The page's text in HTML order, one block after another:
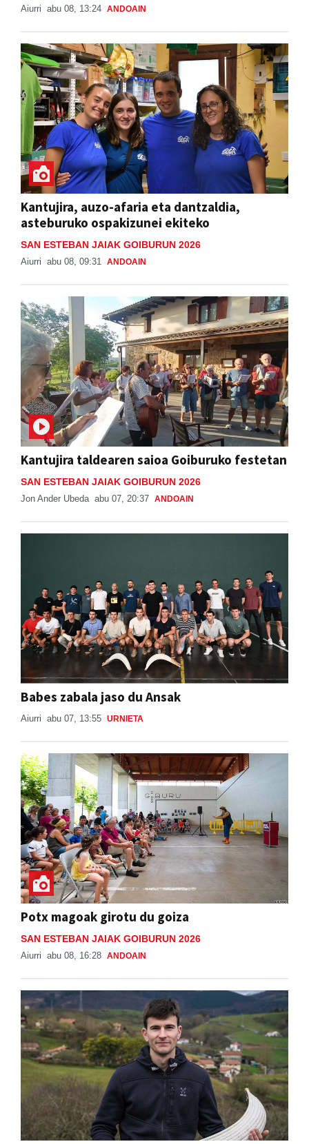
Aiurri abu 08, 13:24 ANDOAIN
Kantujira, auzo-afaria eta dantzaldia,
asteburuko ospakizunei ekiteko
SAN ESTEBAN JAIAK GOIBURUN 2026
Aiurri abu 08, 09:31 ANDOAIN
Kantujira taldearen saioa Goiburuko festetan
SAN ESTEBAN JAIAK GOIBURUN 2026
Jon Ander Ubeda abu 07, 20:37 ANDOAIN
Babes zabala jaso du Ansak
Aiurri abu 07, 13:55 URNIETA
Potx magoak girotu du goiza
SAN ESTEBAN JAIAK GOIBURUN 2026
Aiurri abu 08, 16:28 ANDOAIN